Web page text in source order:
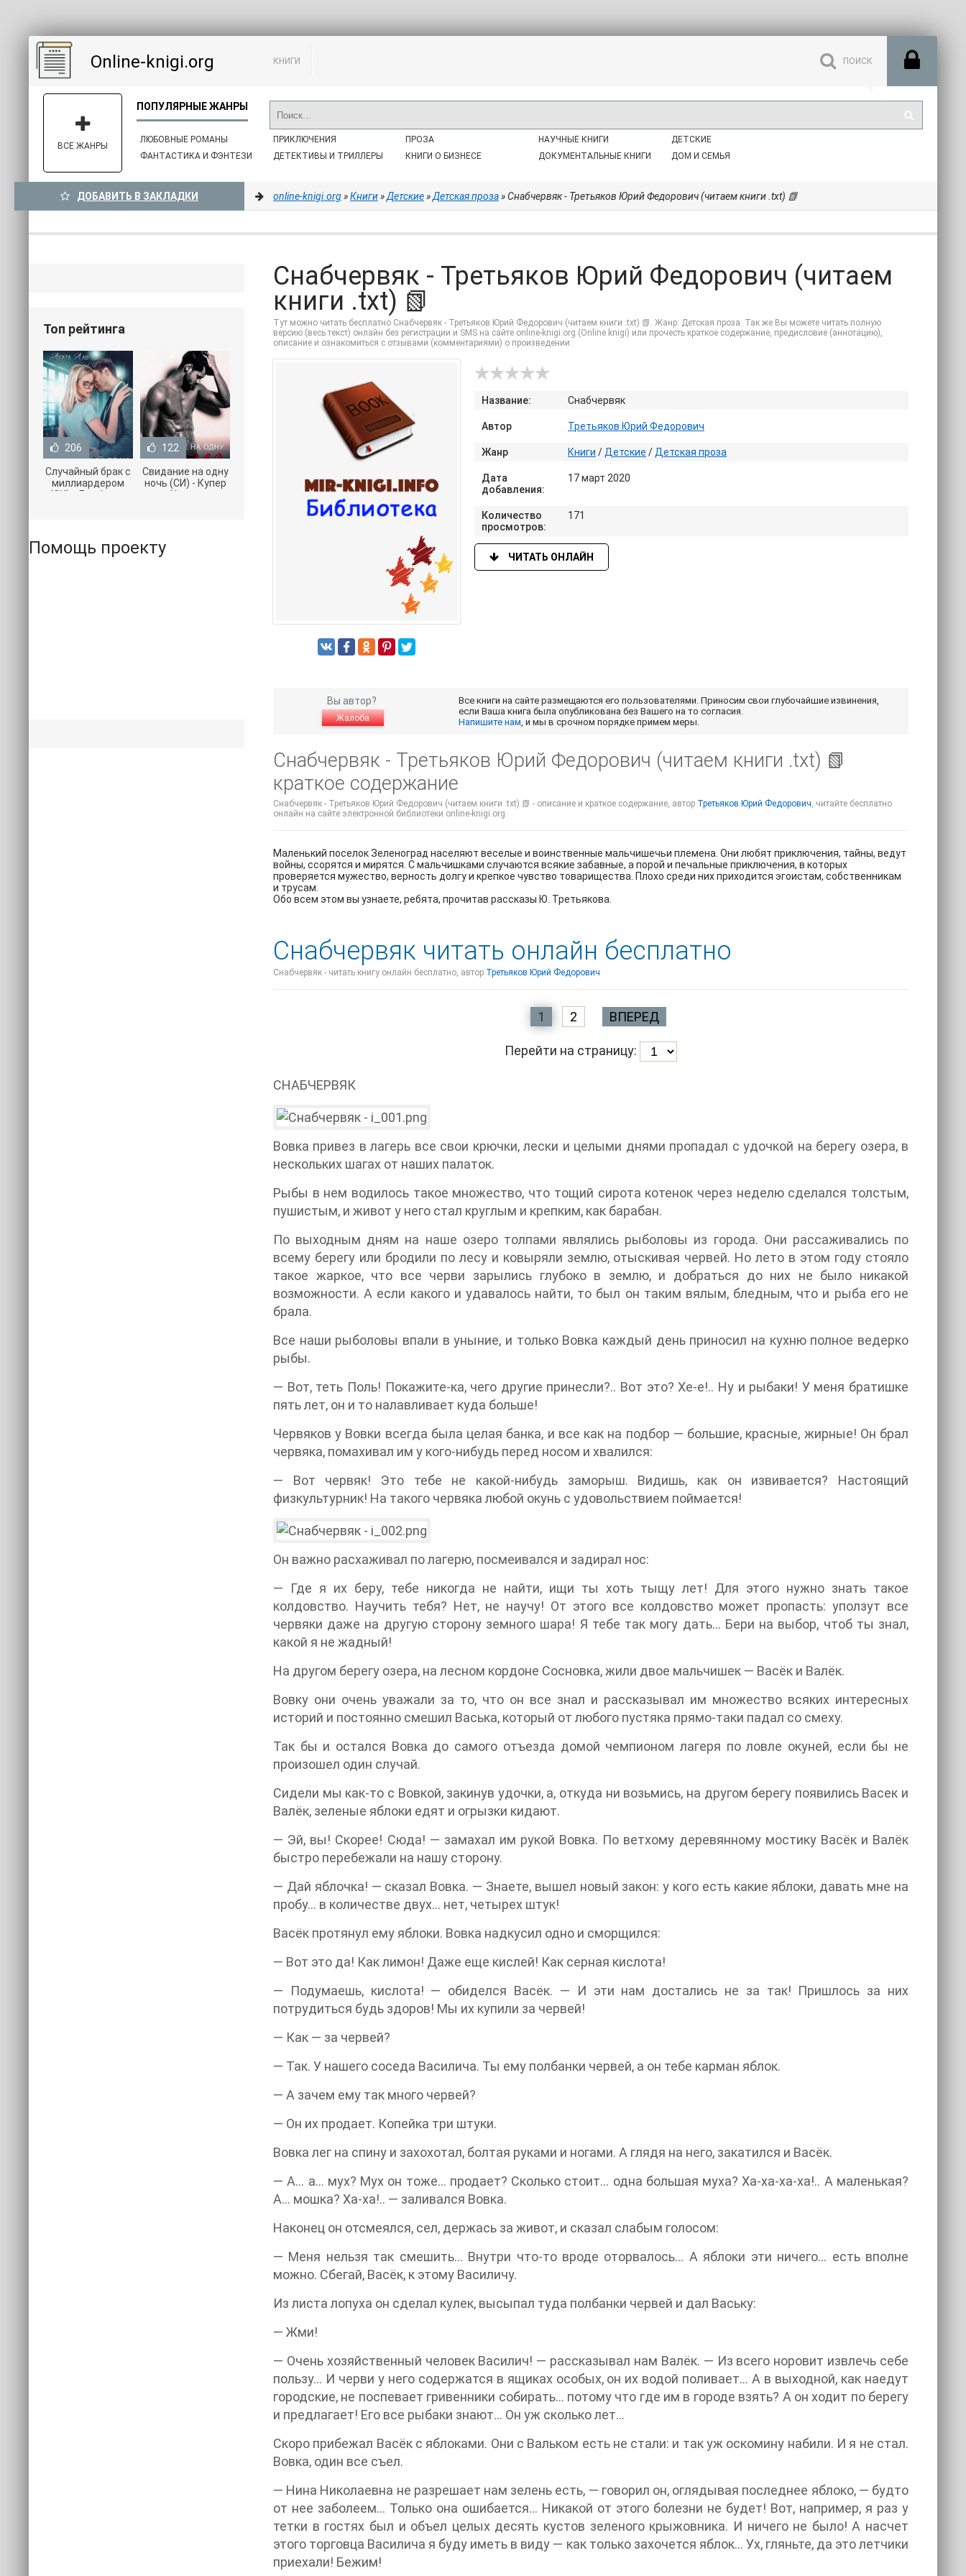
Online-knigi.org КНИГИ
ЛЮБОВНЫЕ РОМАНЫ
ФАНТАСТИКА И ФЭНТЕЗИ
ПРИКЛЮЧЕНИЯ
ДЕТЕКТИВЫ И ТРИЛЛЕРЫ
ПРОЗА
КНИГИ О БИЗНЕСЕ
НАУЧНЫЕ КНИГИ
ДОКУМЕНТАЛЬНЫЕ КНИГИ
ДЕТСКИЕ
ДОМ И СЕМЬЯ
ВСЕ ЖАНРЫ
ДОБАВИТЬ В ЗАКЛАДКИ online-knigi.org»Книги»Детские»Детская проза» Снабчервяк - Третьяков Юрий Федорович (читаем книги .txt) 📗
Снабчервяк - Третьяков Юрий Федорович (читаем
книги .txt) 📗
Тут можно читать бесплатно Снабчервяк - Третьяков Юрий Федорович (читаем книги .txt) 📗. Жанр: Детская проза. Так же Вы можете читать полную
версию (весь текст) онлайн без регистрации и SMS на сайте online-knigi.org (Online knigi) или прочесть краткое содержание, предисловие (аннотацию),
описание и ознакомиться с отзывами (комментариями) о произведении.
Название: Снабчервяк
Автор Третьяков Юрий Федорович
Жанр Книги / Детские / Детская проза
Дата
добавления:
17 март 2020
Количество
просмотров:
171
ЧИТАТЬ ОНЛАЙН
Вы автор?
Жалоба
Все книги на сайте размещаются его пользователями. Приносим свои глубочайшие извинения,
если Ваша книга была опубликована без Вашего на то согласия.
Напишите нам, и мы в срочном порядке примем меры.
Снабчервяк - Третьяков Юрий Федорович (читаем книги .txt) 📗
краткое содержание
Снабчервяк - Третьяков Юрий Федорович (читаем книги .txt) 📗 - описание и краткое содержание, автор Третьяков Юрий Федорович, читайте бесплатно
онлайн на сайте электронной библиотеки online-knigi.org
Маленький поселок Зеленоград населяют веселые и воинственные мальчишечьи племена. Они любят приключения, тайны, ведут
войны, ссорятся и мирятся. С мальчишками случаются всякие забавные, а порой и печальные приключения, в которых
проверяется мужество, верность долгу и крепкое чувство товарищества. Плохо среди них приходится эгоистам, собственникам
и трусам.
Обо всем этом вы узнаете, ребята, прочитав рассказы Ю. Третьякова.
Снабчервяк читать онлайн бесплатно
Снабчервяк - читать книгу онлайн бесплатно, автор Третьяков Юрий Федорович
1 2 ВПЕРЕД
Перейти на страницу:
СНАБЧЕРВЯК
Вовка привез в лагерь все свои крючки, лески и целыми днями пропадал с удочкой на берегу озера, в
нескольких шагах от наших палаток.
Рыбы в нем водилось такое множество, что тощий сирота котенок через неделю сделался толстым,
пушистым, и живот у него стал круглым и крепким, как барабан.
По выходным дням на наше озеро толпами являлись рыболовы из города. Они рассаживались по
всему берегу или бродили по лесу и ковыряли землю, отыскивая червей. Но лето в этом году стояло
такое жаркое, что все черви зарылись глубоко в землю, и добраться до них не было никакой
возможности. А если какого и удавалось найти, то был он таким вялым, бледным, что и рыба его не
брала.
Все наши рыболовы впали в уныние, и только Вовка каждый день приносил на кухню полное ведерко
рыбы.
— Вот, теть Поль! Покажите-ка, чего другие принесли?.. Вот это? Хе-е!.. Ну и рыбаки! У меня братишке
пять лет, он и то налавливает куда больше!
Червяков у Вовки всегда была целая банка, и все как на подбор — большие, красные, жирные! Он брал
червяка, помахивал им у кого-нибудь перед носом и хвалился:
— Вот червяк! Это тебе не какой-нибудь заморыш. Видишь, как он извивается? Настоящий
физкультурник! На такого червяка любой окунь с удовольствием поймается!
Он важно расхаживал по лагерю, посмеивался и задирал нос:
— Где я их беру, тебе никогда не найти, ищи ты хоть тыщу лет! Для этого нужно знать такое
колдовство. Научить тебя? Нет, не научу! От этого все колдовство может пропасть: уползут все
червяки даже на другую сторону земного шара! Я тебе так могу дать… Бери на выбор, чтоб ты знал,
какой я не жадный!
На другом берегу озера, на лесном кордоне Сосновка, жили двое мальчишек — Васёк и Валёк.
Вовку они очень уважали за то, что он все знал и рассказывал им множество всяких интересных
историй и постоянно смешил Васька, который от любого пустяка прямо-таки падал со смеху.
Так бы и остался Вовка до самого отъезда домой чемпионом лагеря по ловле окуней, если бы не
произошел один случай.
Сидели мы как-то с Вовкой, закинув удочки, а, откуда ни возьмись, на другом берегу появились Васек и
Валёк, зеленые яблоки едят и огрызки кидают.
— Эй, вы! Скорее! Сюда! — замахал им рукой Вовка. По ветхому деревянному мостику Васёк и Валёк
быстро перебежали на нашу сторону.
— Дай яблочка! — сказал Вовка. — Знаете, вышел новый закон: у кого есть какие яблоки, давать мне на
пробу… в количестве двух… нет, четырех штук!
Васёк протянул ему яблоки. Вовка надкусил одно и сморщился:
— Вот это да! Как лимон! Даже еще кислей! Как серная кислота!
— Подумаешь, кислота! — обиделся Васёк. — И эти нам достались не за так! Пришлось за них
потрудиться будь здоров! Мы их купили за червей!
— Как — за червей?
— Так. У нашего соседа Василича. Ты ему полбанки червей, а он тебе карман яблок.
— А зачем ему так много червей?
— Он их продает. Копейка три штуки.
Вовка лег на спину и захохотал, болтая руками и ногами. А глядя на него, закатился и Васёк.
— А… а… мух? Мух он тоже… продает? Сколько стоит… одна большая муха? Ха-ха-ха-ха!.. А маленькая?
А… мошка? Ха-ха!.. — заливался Вовка.
Наконец он отсмеялся, сел, держась за живот, и сказал слабым голосом:
— Меня нельзя так смешить… Внутри что-то вроде оторвалось… А яблоки эти ничего… есть вполне
можно. Сбегай, Васёк, к этому Василичу.
Из листа лопуха он сделал кулек, высыпал туда полбанки червей и дал Ваську:
— Жми!
— Очень хозяйственный человек Василич! — рассказывал нам Валёк. — Из всего норовит извлечь себе
пользу… И черви у него содержатся в ящиках особых, он их водой поливает… А в выходной, как наедут
городские, не поспевает гривенники собирать… потому что где им в городе взять? А он ходит по берегу
и предлагает! Его все рыбаки знают… Он уж сколько лет…
Скоро прибежал Васёк с яблоками. Они с Вальком есть не стали: и так уж оскомину набили. И я не стал.
Вовка, один все съел.
— Нина Николаевна не разрешает нам зелень есть, — говорил он, оглядывая последнее яблоко, — будто
от нее заболеем… Только она ошибается… Никакой от этого болезни не будет! Вот, например, я раз у
тетки в гостях был и объел целых десять кустов зеленого крыжовника. И ничего не было! А насчет
этого торговца Василича я буду иметь в виду — как только захочется яблок… Ух, гляньте, да это летчики
приехали! Бежим!
Топ рейтинга
206
Случайный брак с
миллиардером
(СИ) - Лав Агата
122
Свидание на одну
ночь (СИ) - Купер
Хелен
Помощь проекту